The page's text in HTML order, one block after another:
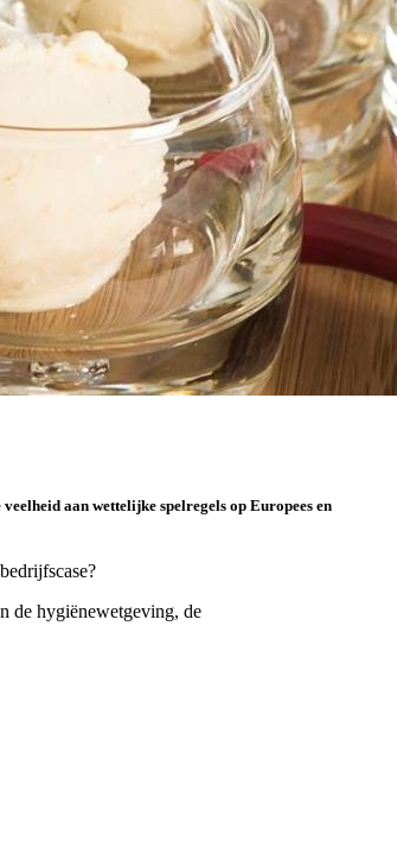
aan wettelijke spelregels op Europees en
de hygiënewetgeving, de